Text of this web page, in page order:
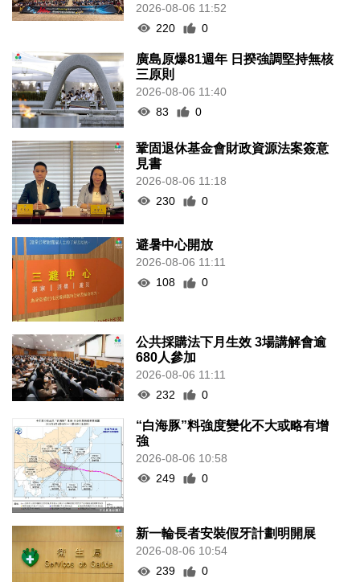
2026-08-06 11:52
220
0
廣島原爆81週年 日揆強調堅持無核
三原則
2026-08-06 11:40
83
0
鞏固退休基金會財政資源法案簽意
見書
2026-08-06 11:18
230
0
避暑中心開放
2026-08-06 11:11
108
0
公共採購法下月生效 3場講解會逾
680人參加
2026-08-06 11:11
232
0
“白海豚”料強度變化不大或略有增
強
2026-08-06 10:58
249
0
新一輪長者安裝假牙計劃明開展
2026-08-06 10:54
239
0